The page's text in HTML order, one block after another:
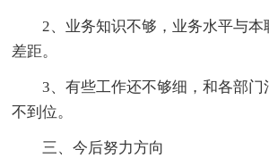
2、业务知识不够，业务水平与本
差距。
3、有些工作还不够细，和各部
不到位。
三、今后努力方向